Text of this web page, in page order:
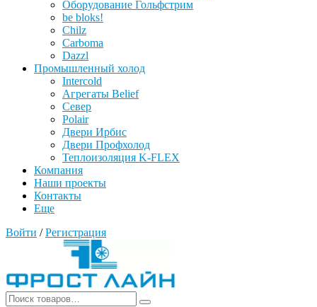
Оборудование Гольфстрим
be bloks!
Chilz
Carboma
Dazzl
Промышленный холод
Intercold
Агрегаты Belief
Север
Polair
Двери Ирбис
Двери Профхолод
Теплоизоляция K-FLEX
Компания
Наши проекты
Контакты
Еще
Войти / Регистрация